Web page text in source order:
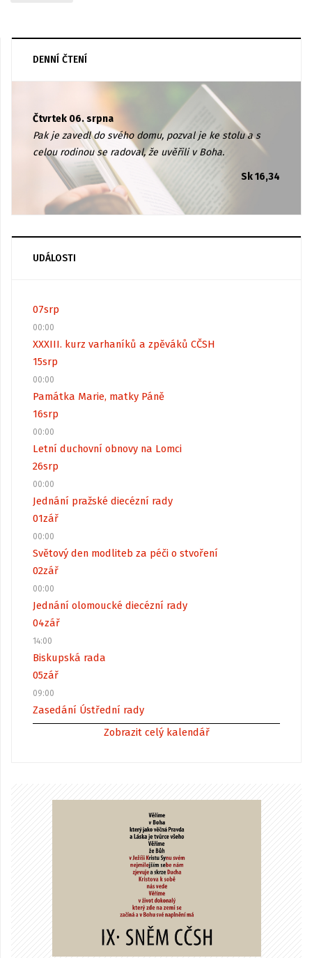
DENNÍ ČTENÍ
Čtvrtek 06. srpna
Pak je zavedl do svého domu, pozval je ke stolu a s
celou rodinou se radoval, že uvěřili v Boha.
Sk 16,34
UDÁLOSTI
07srp
00:00
XXXIII. kurz varhaníků a zpěváků CČSH
15srp
00:00
Památka Marie, matky Páně
16srp
00:00
Letní duchovní obnovy na Lomci
26srp
00:00
Jednání pražské diecézní rady
01zář
00:00
Světový den modliteb za péči o stvoření
02zář
00:00
Jednání olomoucké diecézní rady
04zář
14:00
Biskupská rada
05zář
09:00
Zasedání Ústřední rady
Zobrazit celý kalendář